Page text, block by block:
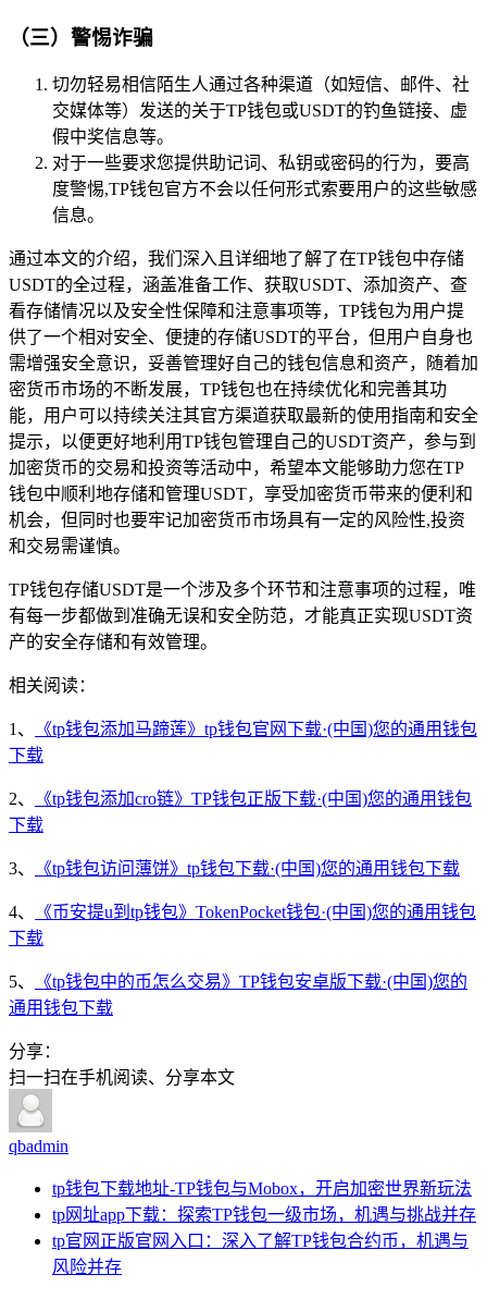
（三）警惕诈骗
切勿轻易相信陌生人通过各种渠道（如短信、邮件、社
交媒体等）发送的关于TP钱包或USDT的钓鱼链接、虚
假中奖信息等。
对于一些要求您提供助记词、私钥或密码的行为，要高
度警惕,TP钱包官方不会以任何形式索要用户的这些敏感
信息。
通过本文的介绍，我们深入且详细地了解了在TP钱包中存储
USDT的全过程，涵盖准备工作、获取USDT、添加资产、查
看存储情况以及安全性保障和注意事项等，TP钱包为用户提
供了一个相对安全、便捷的存储USDT的平台，但用户自身也
需增强安全意识，妥善管理好自己的钱包信息和资产，随着加
密货币市场的不断发展，TP钱包也在持续优化和完善其功
能，用户可以持续关注其官方渠道获取最新的使用指南和安全
提示，以便更好地利用TP钱包管理自己的USDT资产，参与到
加密货币的交易和投资等活动中，希望本文能够助力您在TP
钱包中顺利地存储和管理USDT，享受加密货币带来的便利和
机会，但同时也要牢记加密货币市场具有一定的风险性,投资
和交易需谨慎。
TP钱包存储USDT是一个涉及多个环节和注意事项的过程，唯
有每一步都做到准确无误和安全防范，才能真正实现USDT资
产的安全存储和有效管理。
相关阅读：
1、
《tp钱包添加马蹄莲》tp钱包官网下载·(中国)您的通用钱包
下载
2、
《tp钱包添加cro链》TP钱包正版下载·(中国)您的通用钱包
下载
3、 《tp钱包访问薄饼》tp钱包下载·(中国)您的通用钱包下载
4、
《币安提u到tp钱包》TokenPocket钱包·(中国)您的通用钱包
下载
5、
《tp钱包中的币怎么交易》TP钱包安卓版下载·(中国)您的
通用钱包下载
分享：
扫一扫在手机阅读、分享本文
qbadmin
tp钱包下载地址-TP钱包与Mobox，开启加密世界新玩法
tp网址app下载：探索TP钱包一级市场，机遇与挑战并存
tp官网正版官网入口：深入了解TP钱包合约币，机遇与
风险并存